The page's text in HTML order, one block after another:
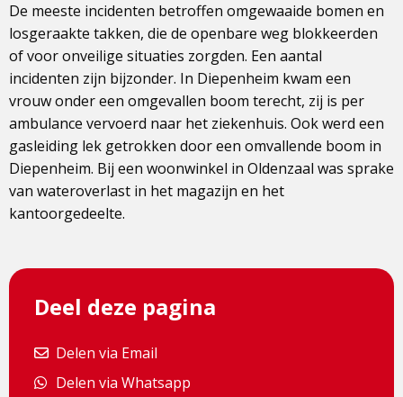
De meeste incidenten betroffen omgewaaide bomen en
losgeraakte takken, die de openbare weg blokkeerden
of voor onveilige situaties zorgden. Een aantal
incidenten zijn bijzonder. In Diepenheim kwam een
vrouw onder een omgevallen boom terecht, zij is per
ambulance vervoerd naar het ziekenhuis. Ook werd een
gasleiding lek getrokken door een omvallende boom in
Diepenheim. Bij een woonwinkel in Oldenzaal was sprake
van wateroverlast in het magazijn en het
kantoorgedeelte.
Deel deze pagina
Delen via Email
Delen via Email
Delen via Whatsapp
Delen via Whatsapp